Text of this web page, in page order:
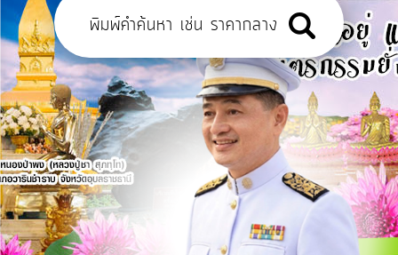
บุคลากร
ข่าว
ประชาสัมพันธ์
การ
เปิด
เผย
ข้อมูล
สาธารณะ
OIT